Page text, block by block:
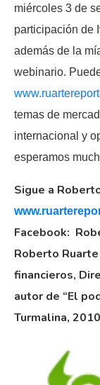
miércoles 3 de
participación de
además de la
webinario.
temas de
internacional y
esperamos
Sigue a
Facebook:
Roberto
financieros,
autor de “El
Turmalina,